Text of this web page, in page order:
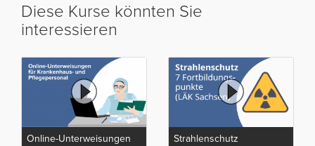
Diese Kurse könnten Sie
interessieren
Online-Unterweisungen
Strahlenschutz